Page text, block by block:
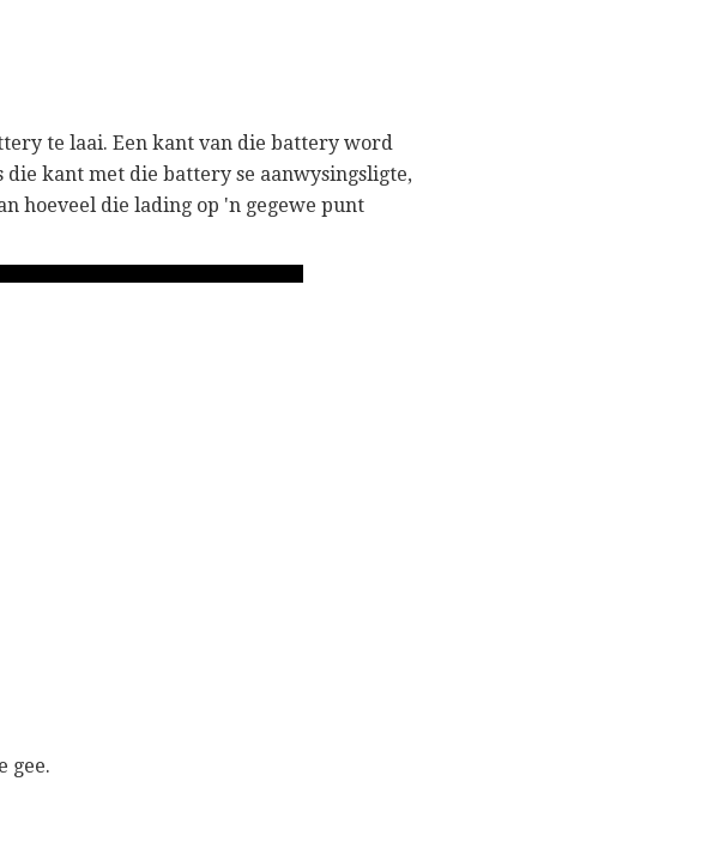
te laai. Een kant van die battery word
kant met die battery se aanwysingsligte,
hoeveel die lading op 'n gegewe punt
gee.